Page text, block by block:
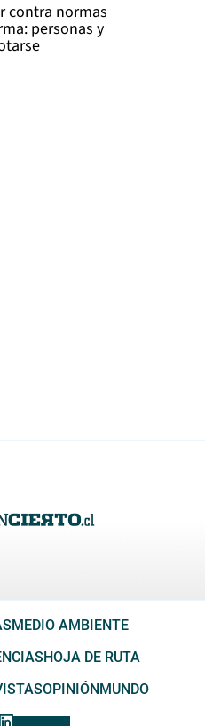
contra normas
personas y
MEDIO AMBIENTE
HOJA DE RUTA
OPINIÓNMUNDO